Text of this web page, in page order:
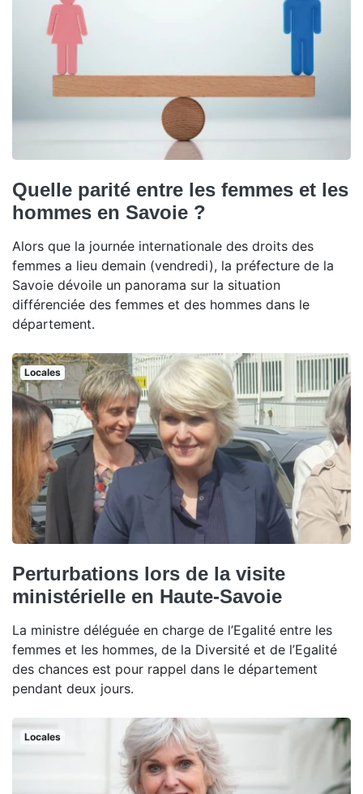
Quelle parité entre les femmes et les
hommes en Savoie ?
Alors que la journée internationale des droits des
femmes a lieu demain (vendredi), la préfecture de la
Savoie dévoile un panorama sur la situation
différenciée des femmes et des hommes dans le
département.
Locales
Perturbations lors de la visite
ministérielle en Haute-Savoie
La ministre déléguée en charge de l’Egalité entre les
femmes et les hommes, de la Diversité et de l’Egalité
des chances est pour rappel dans le département
pendant deux jours.
Locales